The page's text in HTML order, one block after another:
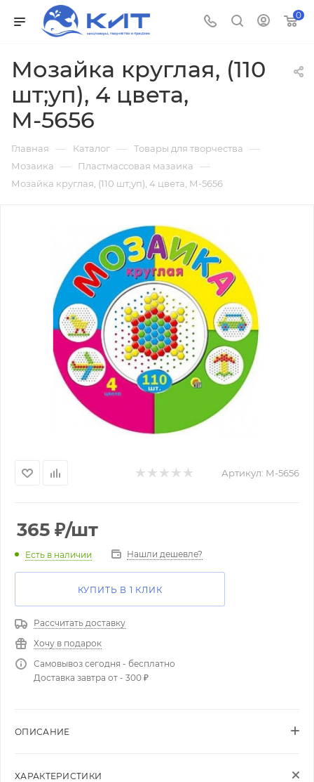
0
Мозайка круглая, (110
шт;уп), 4 цвета,
М-5656
Главная — Каталог — Товары для творчества —
Мозаика — Пластмассовая мазаика —
Мозайка круглая, (110 шт;уп), 4 цвета, М-5656
Артикул: М-5656
365 ₽/шт
Есть в наличии Нашли дешевле?
КУПИТЬ В 1 КЛИК
Рассчитать доставку
Хочу в подарок
Самовывоз сегодня - бесплатно
Доставка завтра от - 300 ₽
ОПИСАНИЕ
ХАРАКТЕРИСТИКИ